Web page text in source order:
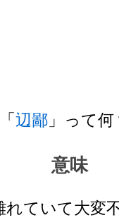
「辺鄙 」って何
意味
ていて大変